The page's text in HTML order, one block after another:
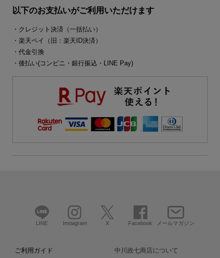
以下のお支払いがご利用いただけます
・クレジット決済（一括払い）
・楽天ペイ（旧：楽天ID決済）
・代金引換
・後払い(コンビニ・銀行振込・LINE Pay)
LINE Instagram X Facebook メールマガジン
ご利用ガイド 中川政七商店について